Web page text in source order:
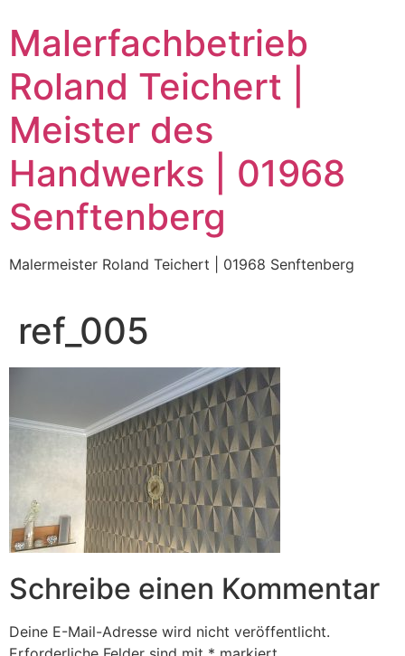
Inhalt
wechseln
Malerfachbetrieb
Roland Teichert |
Meister des
Handwerks | 01968
Senftenberg
Malermeister Roland Teichert | 01968 Senftenberg
ref_005
Schreibe einen Kommentar
Deine E-Mail-Adresse wird nicht veröffentlicht.